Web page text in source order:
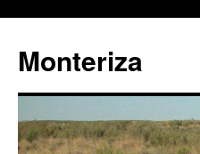
Monteriza